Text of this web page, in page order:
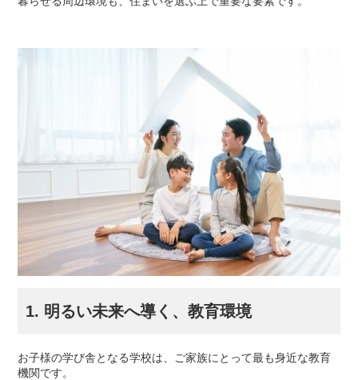
1. 明るい未来へ導く、教育環境
お子様の学び舎となる学校は、ご家族にとって最も身近な教育
機関です。